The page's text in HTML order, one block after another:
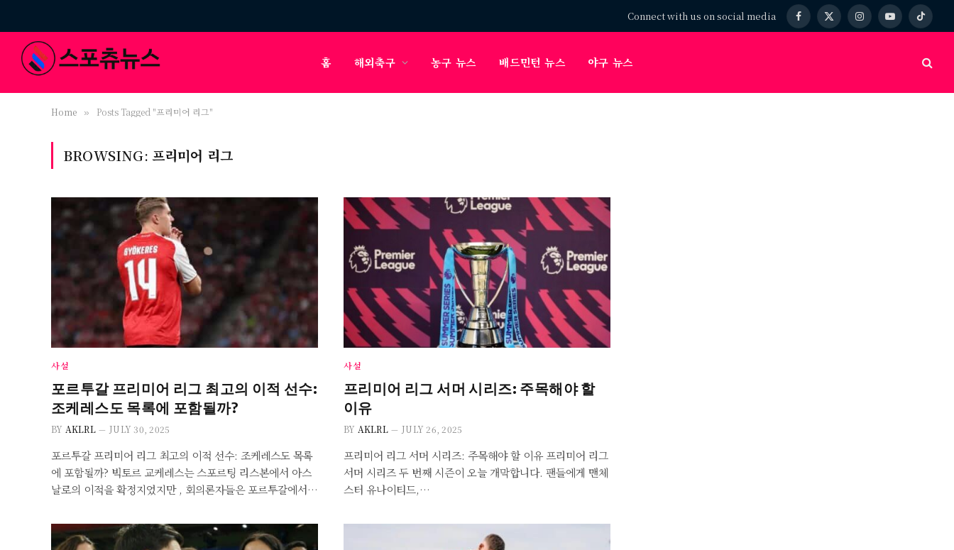
Connect with us on social media Facebook
X
InstagramYouTubeTikTok
홈 해외축구 농구 뉴스 배드민턴 뉴스 야구 뉴스
Home » Posts Tagged "프리미어 리그"
BROWSING: 프리미어 리그
사설
포르투갈 프리미어 리그 최고의 이적 선수:
조케레스도 목록에 포함될까?
BY AKLRL JULY 30, 2025
포르투갈 프리미어 리그 최고의 이적 선수: 조케레스도 목록
에 포함될까? 빅토르 교케레스는 스포르팅 리스본에서 아스
날로의 이적을 확정지었지만 , 회의론자들은 포르투갈에서…
사설
프리미어 리그 서머 시리즈: 주목해야 할
이유
BY AKLRL JULY 26, 2025
프리미어 리그 서머 시리즈: 주목해야 할 이유 프리미어 리그
서머 시리즈 두 번째 시즌이 오늘 개막합니다. 팬들에게 맨체
스터 유나이티드,…